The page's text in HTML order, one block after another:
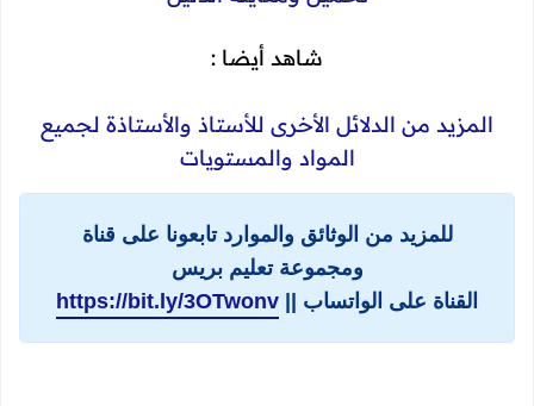
شاهد أيضا :
المزيد من الدلائل الأخرى للأستاذ والأستاذة لجميع
المواد والمستويات
للمزيد من الوثائق والموارد تابعونا على قناة
ومجموعة تعليم بريس
القناة على الواتساب || https://bit.ly/3OTwonv